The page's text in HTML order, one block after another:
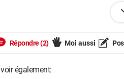
drive.google.com/drive/
de mon amie pour remettre le
Répondre (2) Moi aussi
également: